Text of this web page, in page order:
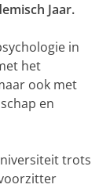
Jaar.
in
het
ook met
en
trots